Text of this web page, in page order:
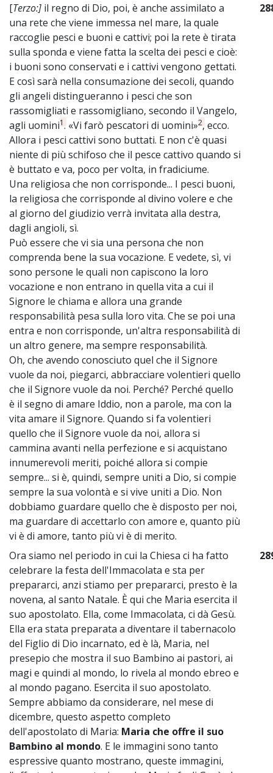
[Terzo:] il regno di Dio, poi, è anche assimilato a
una rete che viene immessa nel mare, la quale
raccoglie pesci e buoni e cattivi; poi la rete è tirata
sulla sponda e viene fatta la scelta dei pesci e cioè:
i buoni sono conservati e i cattivi vengono gettati.
E così sarà nella consumazione dei secoli, quando
gli angeli distingueranno i pesci che son
rassomigliati e rassomigliano, secondo il Vangelo,
agli uomini1. «Vi farò pescatori di uomini»2, ecco.
Allora i pesci cattivi sono buttati. E non c'è quasi
niente di più schifoso che il pesce cattivo quando si
è buttato e va, poco per volta, in fradiciume.
Una religiosa che non corrisponde... I pesci buoni,
la religiosa che corrisponde al divino volere e che
al giorno del giudizio verrà invitata alla destra,
dagli angioli, sì.
Può essere che vi sia una persona che non
comprenda bene la sua vocazione. E vedete, sì, vi
sono persone le quali non capiscono la loro
vocazione e non entrano in quella vita a cui il
Signore le chiama e allora una grande
responsabilità pesa sulla loro vita. Che se poi una
entra e non corrisponde, un'altra responsabilità di
un altro genere, ma sempre responsabilità.
Oh, che avendo conosciuto quel che il Signore
vuole da noi, piegarci, abbracciare volentieri quello
che il Signore vuole da noi. Perché? Perché quello
è il segno di amare Iddio, non a parole, ma con la
vita amare il Signore. Quando si fa volentieri
quello che il Signore vuole da noi, allora si
cammina avanti nella perfezione e si acquistano
innumerevoli meriti, poiché allora si compie
sempre... si è, quindi, sempre uniti a Dio, si compie
sempre la sua volontà e si vive uniti a Dio. Non
dobbiamo guardare quello che è disposto per noi,
ma guardare di accettarlo con amore e, quanto più
vi è di amore, tanto più vi è di merito.
Ora siamo nel periodo in cui la Chiesa ci ha fatto
celebrare la festa dell'Immacolata e sta per
prepararci, anzi stiamo per prepararci, presto è la
novena, al santo Natale. È qui che Maria esercita il
suo apostolato. Ella, come Immacolata, ci dà Gesù.
Ella era stata preparata a diventare il tabernacolo
del Figlio di Dio incarnato, ed è là, Maria, nel
presepio che mostra il suo Bambino ai pastori, ai
magi e quindi al mondo, lo rivela al mondo ebreo e
al mondo pagano. Esercita il suo apostolato.
Sempre abbiamo da considerare, nel mese di
dicembre, questo aspetto completo
dell'apostolato di Maria: Maria che offre il suo
Bambino al mondo. E le immagini sono tanto
espressive quanto mostrano, queste immagini,